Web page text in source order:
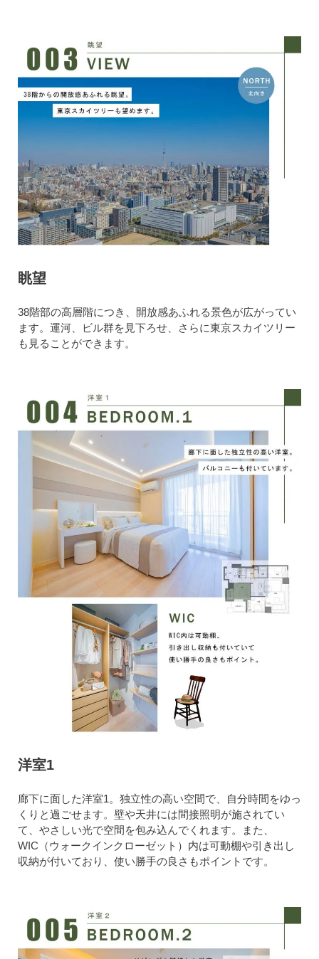
眺望
38階部の高層階につき、開放感あふれる景色が広がってい
ます。運河、ビル群を見下ろせ、さらに東京スカイツリー
も見ることができます。
洋室1
廊下に面した洋室1。独立性の高い空間で、自分時間をゆっ
くりと過ごせます。壁や天井には間接照明が施されてい
て、やさしい光で空間を包み込んでくれます。また、
WIC（ウォークインクローゼット）内は可動棚や引き出し
収納が付いており、使い勝手の良さもポイントです。